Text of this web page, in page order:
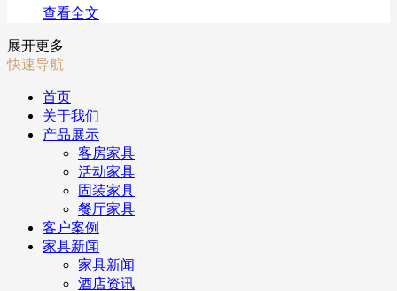
查看全文
展开更多
快速导航
首页
关于我们
产品展示
客房家具
活动家具
固装家具
餐厅家具
客户案例
家具新闻
家具新闻
酒店资讯